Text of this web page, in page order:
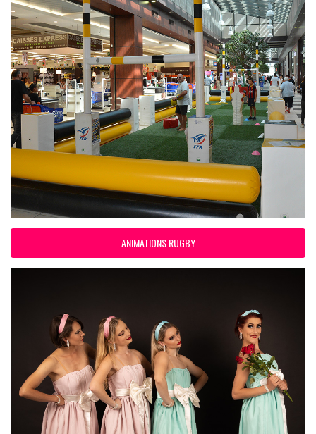
ANIMATIONS RUGBY